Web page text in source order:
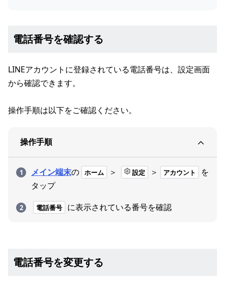
電話番号を確認する
LINEアカウントに登録されている電話番号は、設定画面
から確認できます。
操作手順は以下をご確認ください。
操作手順
メイン端末の ホーム ＞ 設定 ＞ アカウント
を
タップ
電話番号 に表示されている番号を確認
電話番号を変更する